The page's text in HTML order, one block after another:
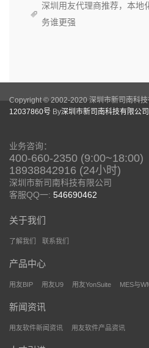
深圳用友代理商推荐，本地
务谁更强
Copyright © 2002-2020 深圳市新司南科
12037860号 By深圳市新司南科技有限公司
业务咨询：
400-660-2350 (9:00~18:00)
18938842916 (24小时)
深圳市新司南科技有限公司
客服QQ一: 546690462
关于我们
了解我们 联系我们
产品中心
用友BIP 用友U9 用友YonSuite MES与
新闻资讯
用友软件新闻资讯 用友软件产品资讯